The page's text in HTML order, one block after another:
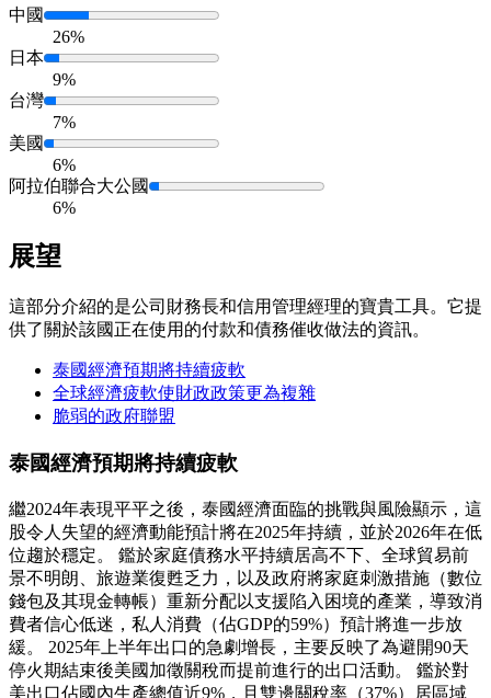
中國
26%
日本
9%
台灣
7%
美國
6%
阿拉伯聯合大公國
6%
展望
這部分介紹的是公司財務長和信用管理經理的寶貴工具。它提
供了關於該國正在使用的付款和債務催收做法的資訊。
泰國經濟預期將持續疲軟
全球經濟疲軟使財政政策更為複雜
脆弱的政府聯盟
泰國經濟預期將持續疲軟
繼2024年表現平平之後，泰國經濟面臨的挑戰與風險顯示，這
股令人失望的經濟動能預計將在2025年持續，並於2026年在低
位趨於穩定。 鑑於家庭債務水平持續居高不下、全球貿易前
景不明朗、旅遊業復甦乏力，以及政府將家庭刺激措施（數位
錢包及其現金轉帳）重新分配以支援陷入困境的產業，導致消
費者信心低迷，私人消費（佔GDP的59%）預計將進一步放
緩。 2025年上半年出口的急劇增長，主要反映了為避開90天
停火期結束後美國加徵關稅而提前進行的出口活動。 鑑於對
美出口佔國內生產總值近9%，且雙邊關稅率（37%）居區域